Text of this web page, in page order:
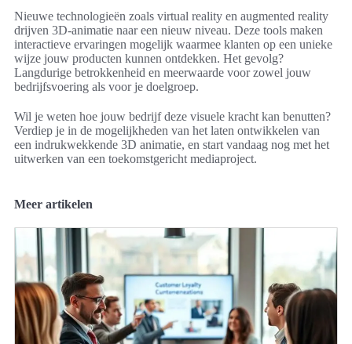
Nieuwe technologieën zoals virtual reality en augmented reality
drijven 3D-animatie naar een nieuw niveau. Deze tools maken
interactieve ervaringen mogelijk waarmee klanten op een unieke
wijze jouw producten kunnen ontdekken. Het gevolg?
Langdurige betrokkenheid en meerwaarde voor zowel jouw
bedrijfsvoering als voor je doelgroep.
Wil je weten hoe jouw bedrijf deze visuele kracht kan benutten?
Verdiep je in de mogelijkheden van het laten ontwikkelen van
een indrukwekkende 3D animatie, en start vandaag nog met het
uitwerken van een toekomstgericht mediaproject.
Meer artikelen